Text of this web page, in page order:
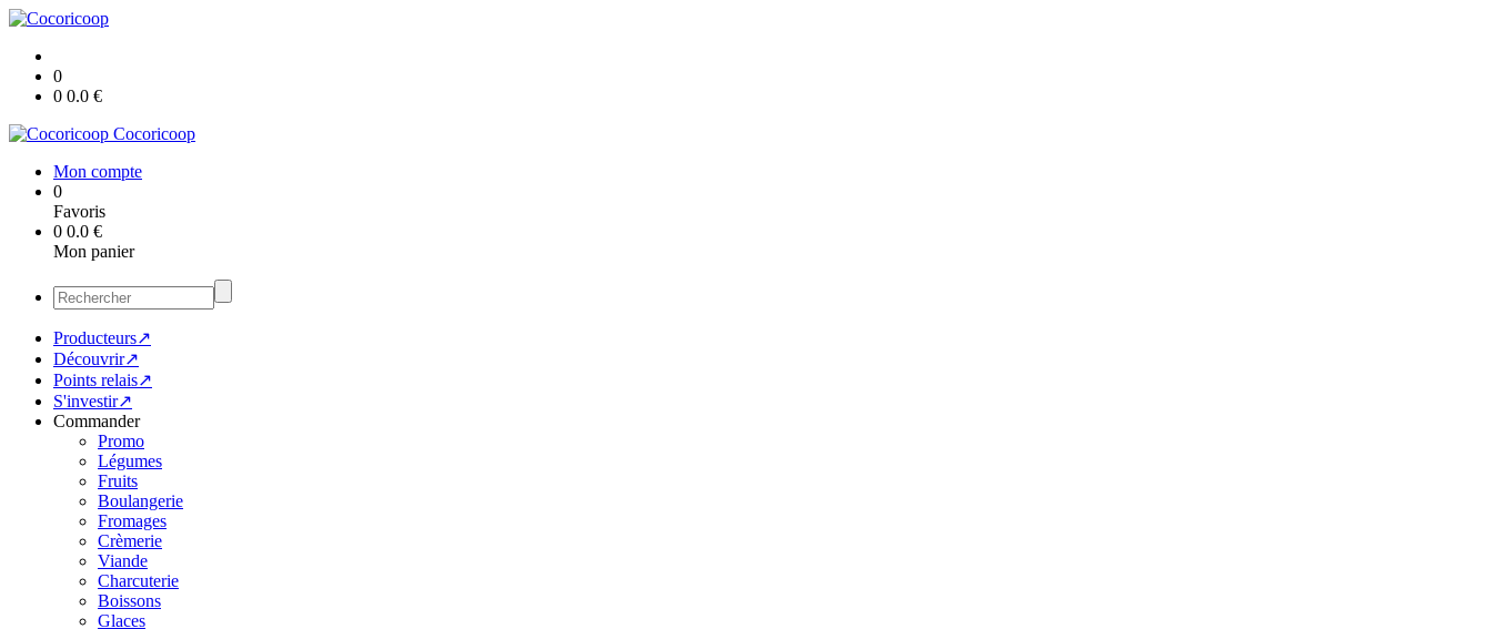
0
0 0.0 €
Cocoricoop
Mon compte
0
Favoris
0 0.0 €
Mon panier
Producteurs↗
Découvrir↗
Points relais↗
S'investir↗
Commander
Promo
Légumes
Fruits
Boulangerie
Fromages
Crèmerie
Viande
Charcuterie
Boissons
Glaces